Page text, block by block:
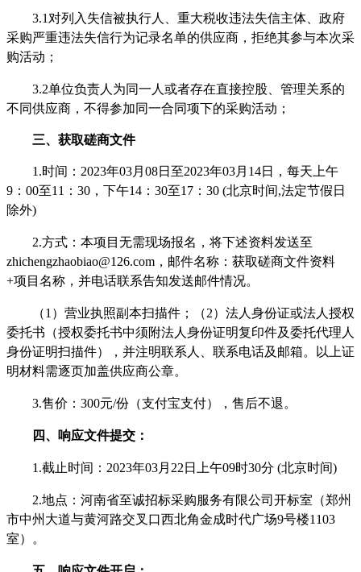
3.1对列入失信被执行人、重大税收违法失信主体、政府
采购严重违法失信行为记录名单的供应商，拒绝其参与本次采
购活动；
3.2单位负责人为同一人或者存在直接控股、管理关系的
不同供应商，不得参加同一合同项下的采购活动；
三、获取磋商文件
1.时间：2023年03月 08日至2023年03月 14日，每天上午
9：00至11：30，下午14：30至17：30 (北京时间,法定节假日
除外)
2.方式： 本项目 无需现场报名，将下述资料发送至
zhichengzhaobiao@126.com，邮件名称：获取磋商文件资料
+项目名称，并电话联系告知发送邮件情况。
（1）营业执照副本扫描件；（2）法人身份证或法人授权
委托书（授权委托书中须附法人身份证明复印件及委托代理人
身份证明扫描件），并注明联系人、联系电话及邮箱。以上证
明材料需逐页加盖供应商公章。
3.售价： 300元/份 （支付宝支付）， 售后不退。
四、响应文件提交：
1.截止时间：2023年03月 22 日 上午09时30分 (北京时间)
2.地点：河南省至诚招标采购服务有限公司开标室（郑州
市中州大道与黄河路交叉口西北角金成时代广场9号楼1103
室）。